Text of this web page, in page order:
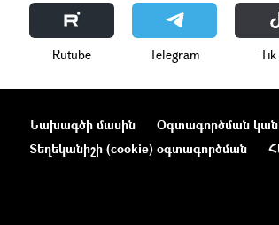
Rutube Telegram
Նախագծի մասին Օգտագործման
Տեղեկանիշի (cookie) օգտագործման